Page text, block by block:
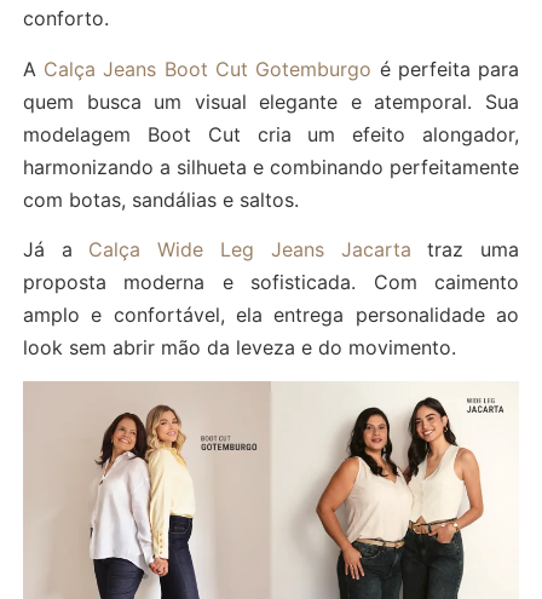
conforto.
A Calça Jeans Boot Cut Gotemburgo é perfeita para
quem busca um visual elegante e atemporal. Sua
modelagem Boot Cut cria um efeito alongador,
harmonizando a silhueta e combinando perfeitamente
com botas, sandálias e saltos.
Já a Calça Wide Leg Jeans Jacarta traz uma
proposta moderna e sofisticada. Com caimento
amplo e confortável, ela entrega personalidade ao
look sem abrir mão da leveza e do movimento.